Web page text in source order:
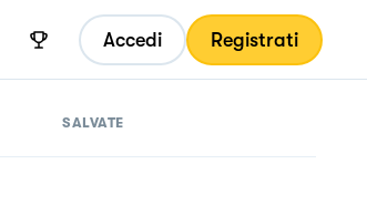
Accedi Registrati
SALVATE